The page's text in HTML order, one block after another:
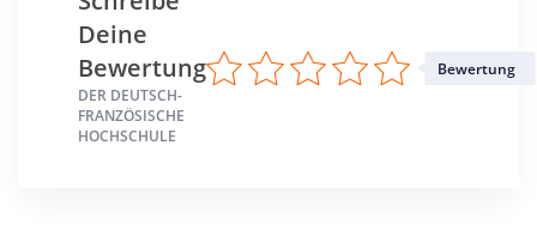
Deine
Bewertung
DER DEUTSCH-
FRANZÖSISCHE
HOCHSCHULE
Bewertung